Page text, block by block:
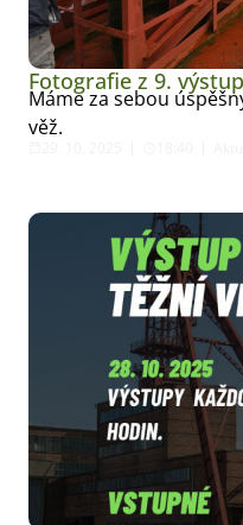
Fotografie z 9.
Máme za sebou
věž.